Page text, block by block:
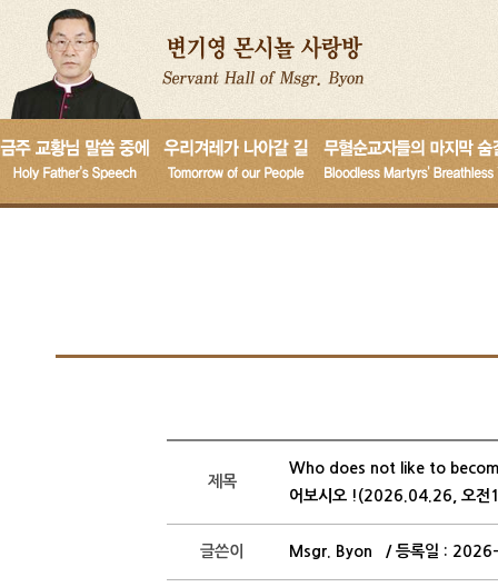
제목
Who does not like to
어보시오 !(2026.04.26, 오전
글쓴이 Msgr. Byon / 등록일 :